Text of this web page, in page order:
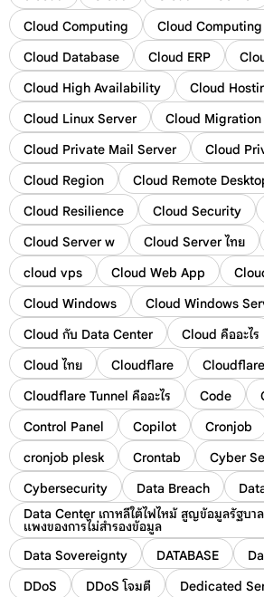
Cloud Computing
Cloud
Cloud Database
Cloud ERP
Cloud High Availability
Cloud
Cloud Linux Server
Cloud Migration
Cloud Private Mail Server
Cloud
Cloud Region
Cloud Remote
Cloud Resilience
Cloud Security
Cloud Server w
Cloud Server ไทย
cloud vps
Cloud Web App
Cloud Windows
Cloud Windows
Cloud กับ Data Center
Cloud คืออะไร
Cloud ไทย
Cloudflare
Cloudflare Tunnel คืออะไร
Code
Control Panel
Copilot Cronjob
cronjob plesk
Crontab
Cyber
Cybersecurity
Data Breach
Data Center เกาหลีใต้ไฟไหม้ สูญข้อมูลรัฐบา
แพงของการไม่สำรองข้อมูล
Data Sovereignty
DATABASE
DDoS
DDoS โจมตี Dedicated